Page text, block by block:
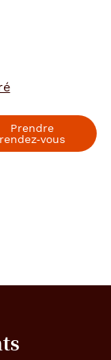
Prendre
rendez‑vous